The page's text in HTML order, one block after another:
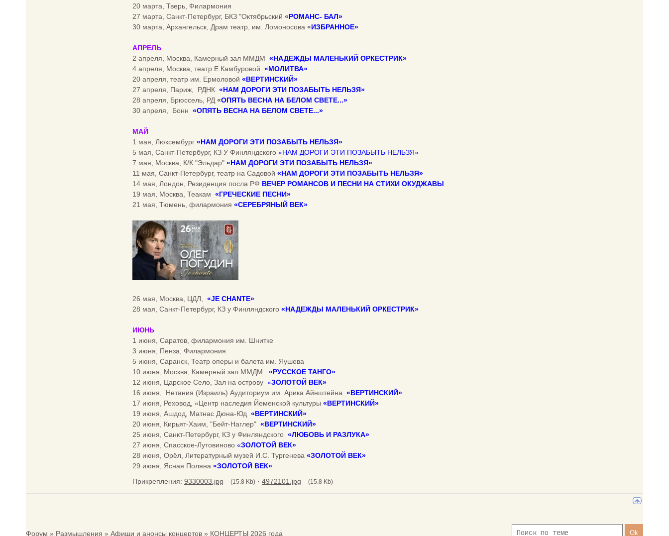
20 марта, Тверь, Филармония
27 марта, Санкт-Петербург, БКЗ "Октябрьский «РОМАНС- БАЛ»
30 марта, Архангельск, Драм театр, им. Ломоносова «ИЗБРАННОЕ»
АПРЕЛЬ
2 апреля, Москва, Камерный зал ММДМ «НАДЕЖДЫ МАЛЕНЬКИЙ ОРКЕСТРИК»
4 апреля, Москва, театр Е.Камбуровой «МОЛИТВА»
20 апреля, театр им. Ермоловой «ВЕРТИНСКИЙ»
27 апреля, Париж, РДНК «НАМ ДОРОГИ ЭТИ ПОЗАБЫТЬ НЕЛЬЗЯ»
28 апреля, Брюссель, РД «ОПЯТЬ ВЕСНА НА БЕЛОМ СВЕТЕ...»
30 апреля, Бонн «ОПЯТЬ ВЕСНА НА БЕЛОМ СВЕТЕ...»
МАЙ
1 мая, Люксембург «НАМ ДОРОГИ ЭТИ ПОЗАБЫТЬ НЕЛЬЗЯ»
5 мая, Санкт-Петербург, КЗ У Финляндского «НАМ ДОРОГИ ЭТИ ПОЗАБЫТЬ НЕЛЬЗЯ»
7 мая, Москва, К/К "Эльдар" «НАМ ДОРОГИ ЭТИ ПОЗАБЫТЬ НЕЛЬЗЯ»
11 мая, Санкт-Петербург, театр на Садовой «НАМ ДОРОГИ ЭТИ ПОЗАБЫТЬ НЕЛЬЗЯ»
14 мая, Лондон, Резиденция посла РФ ВЕЧЕР РОМАНСОВ И ПЕСНИ НА СТИХИ ОКУДЖАВЫ
19 мая, Москва, Теакам «ГРЕЧЕСКИЕ ПЕСНИ»
21 мая, Тюмень, филармония «СЕРЕБРЯНЫЙ ВЕК»
26 мая, Москва, ЦДЛ, «JE CHANTE»
28 мая, Санкт-Петербург, КЗ у Финляндского «НАДЕЖДЫ МАЛЕНЬКИЙ ОРКЕСТРИК»
ИЮНЬ
1 июня, Саратов, филармония им. Шнитке
3 июня, Пенза, Филармония
5 июня, Саранск, Театр оперы и балета им. Яушева
10 июня, Москва, Камерный зал ММДМ «РУССКОЕ ТАНГО»
12 июня, Царское Село, Зал на острову «ЗОЛОТОЙ ВЕК»
16 июня, Нетания (Израиль) Аудиториум им. Арика Айнштейна «ВЕРТИНСКИЙ»
17 июня, Реховод, «Центр наследия Йеменской культуры «ВЕРТИНСКИЙ»
19 июня, Ашдод, Матнас Дюна-Юд «ВЕРТИНСКИЙ»
20 июня, Кирьят-Хаим, "Бейт-Наглер" «ВЕРТИНСКИЙ»
25 июня, Санкт-Петербург, КЗ у Финляндского «ЛЮБОВЬ И РАЗЛУКА»
27 июня, Спасское-Лутовиново «ЗОЛОТОЙ ВЕК»
28 июня, Орёл, Литературный музей И.С. Тургенева «ЗОЛОТОЙ ВЕК»
29 июня, Ясная Поляна «ЗОЛОТОЙ ВЕК»
Прикрепления: 9330003.jpg (15.8 Kb) · 4972101.jpg (15.8 Kb)
Форум » Размышления » Афиши и анонсы концертов » КОНЦЕРТЫ 2026 года